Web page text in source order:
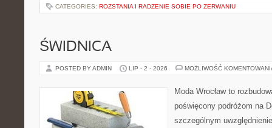
CATEGORIES: ROZSTANIA I RADZENIE SOBIE PO ZERWANIU
ŚWIDNICA
POSTED BY ADMIN LIP - 2 - 2026 MOŻLIWOŚĆ
Moda Wrocław to
poświęcony podróżom na
szczególnym